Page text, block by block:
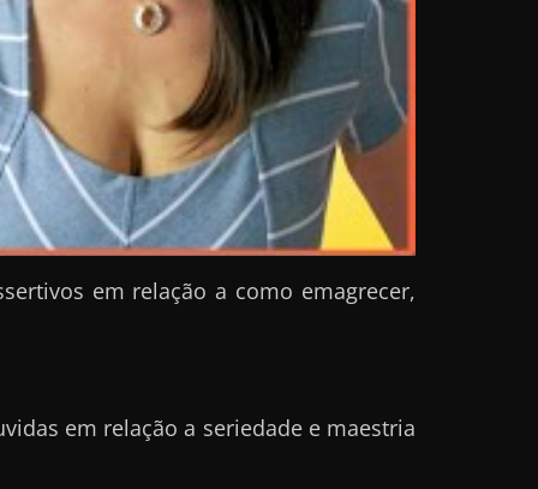
em relação a como emagrecer,
em relação a seriedade e maestria